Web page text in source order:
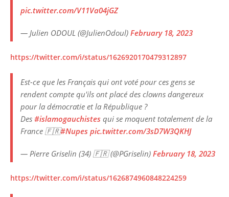
pic.twitter.com/V11Va04jGZ
— Julien ODOUL (@JulienOdoul) February 18, 2023
https://twitter.com/i/status/1626920170479312897
Est-ce que les Français qui ont voté pour ces gens se
rendent compte qu'ils ont placé des clowns dangereux
pour la démocratie et la République ?
Des #islamogauchistes qui se moquent totalement de la
France 🇫🇷#Nupes pic.twitter.com/3sD7W3QKHJ
— Pierre Griselin (34) 🇫🇷 (@PGriselin) February 18, 2023
https://twitter.com/i/status/1626874960848224259